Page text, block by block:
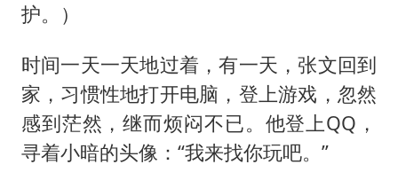
护。
）
时间一天一天地过着，有一天，张文回到
家，习惯性地打开电脑，登上游戏，忽然
感到茫然，继而烦闷不已。他登上QQ，
寻着小暗的头像：“我来找你玩吧。”